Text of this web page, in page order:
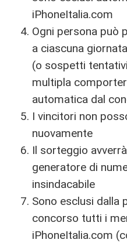
iPhoneItalia.com
Ogni persona può
a ciascuna
(o sospetti
multipla
automatica dal
I vincitori non
nuovamente
Il sorteggio
generatore di
insindacabile
Sono esclusi dalla
concorso tutti i
iPhoneItalia.com